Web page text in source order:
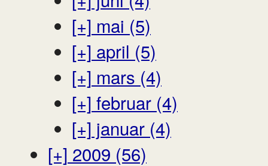
[+] mai (5)
[+] april (5)
[+] mars (4)
[+] februar (4)
[+] januar (4)
[+] 2009 (56)